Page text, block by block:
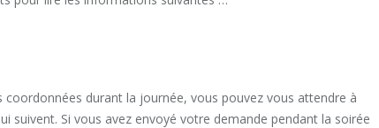
coordonnées durant la journée, vous pouvez vous attendre à
Si vous avez envoyé votre demande pendant la soirée